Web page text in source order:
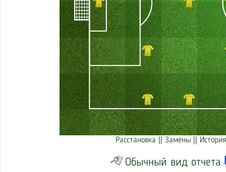
Расстановка Замены
Обычный вид отчета